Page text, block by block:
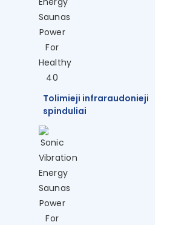
Tolimieji infraraudonieji
spinduliai